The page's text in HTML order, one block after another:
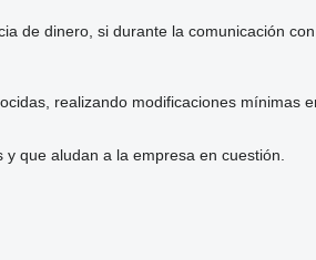
de dinero, si durante la comunicación
realizando modificaciones mínimas
que aludan a la empresa en cuestión.